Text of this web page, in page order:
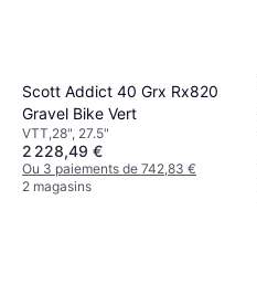
Scott Addict 40 Grx Rx820
Gravel Bike Vert
VTT,28", 27.5"
2 228,49 €
Ou 3 paiements de 742,83 €
2 magasins